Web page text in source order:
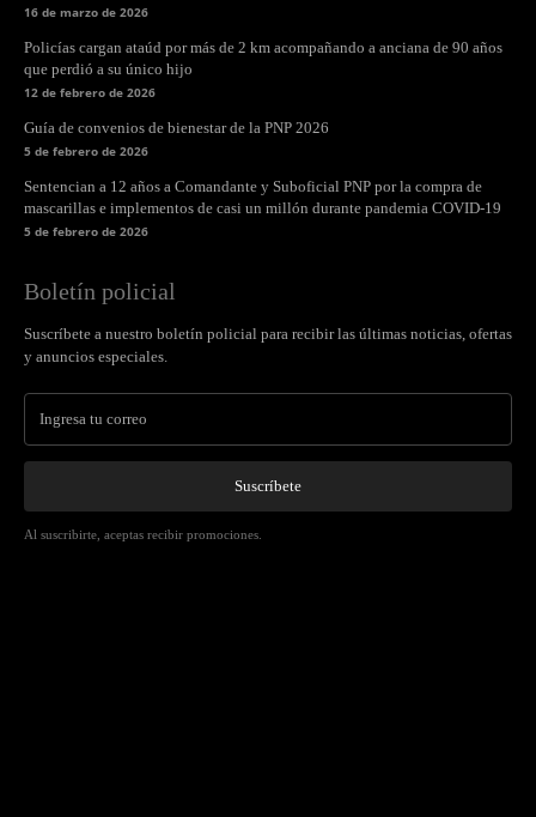
16 de marzo de 2026
Policías cargan ataúd por más de 2 km acompañando a anciana de 90 años
que perdió a su único hijo
12 de febrero de 2026
Guía de convenios de bienestar de la PNP 2026
5 de febrero de 2026
Sentencian a 12 años a Comandante y Suboficial PNP por la compra de
mascarillas e implementos de casi un millón durante pandemia COVID-19
5 de febrero de 2026
Boletín policial
Suscríbete a nuestro boletín policial para recibir las últimas noticias, ofertas
y anuncios especiales.
Suscríbete
Al suscribirte, aceptas recibir promociones.